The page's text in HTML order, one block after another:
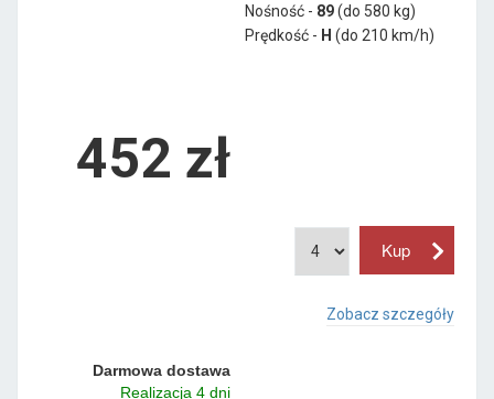
Nośność - 89(do 580 kg)
Prędkość - H (do 210 km/h)
452 zł
Zobacz szczegóły
Darmowa dostawa
Realizacja 4 dni